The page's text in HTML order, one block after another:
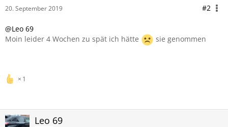
20. September 2019 #2
@Leo 69
Moin leider 4 Wochen zu spät ich hätte
sie genommen
1
Leo 69